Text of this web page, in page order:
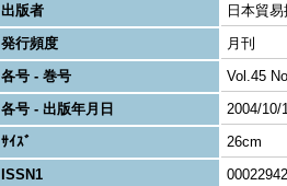
出版者
日本貿
発行頻度
月刊
各号 - 巻号
Vol.45
各号 - 出版年月日
2004/10/
ｻｲｽﾞ
26cm
ISSN1
00022942